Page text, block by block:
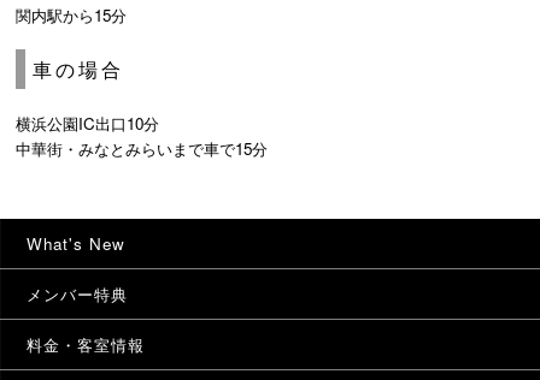
関内駅から15分
車の場合
横浜公園IC出口10分
中華街・みなとみらいまで車で15分
What's New
メンバー特典
料金・客室情報